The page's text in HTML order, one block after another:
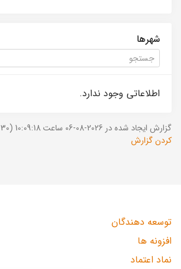
شهرها
اطلاعاتی وجود ندارد.
گزارش ایجاد شده در 2026-08-06 ساعت 10:09:18 (UTC +03:30).
کردن گزارش
توسعه دهندگان
افزونه ها
نماد اعتماد